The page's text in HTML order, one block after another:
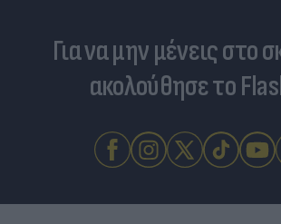
Για να μην μένεις στο
ακολούθησε το